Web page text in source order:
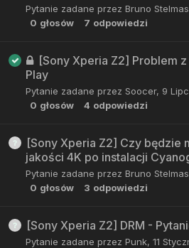
Pytanie zadane przez Bruno
0 głosów 7 odpowiedzi
[Sony Xperia Z2] Problem z
Play
Pytanie zadane przez Soocer, 9
0 głosów 4 odpowiedzi
[Sony Xperia Z2] Czy będzie
jakości 4K po instalacji
Pytanie zadane przez Bruno
0 głosów 3 odpowiedzi
[Sony Xperia Z2] DRM -
Pytanie zadane przez Punk, 11